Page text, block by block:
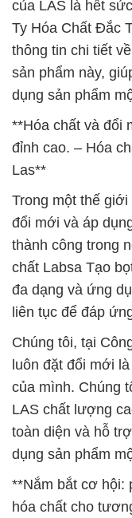
của LAS là hết
Ty Hóa Chất Đắc
thông tin chi tiết
sản phẩm này,
dụng sản phẩm
**Hóa chất và đổi
đỉnh cao. – Hóa
Las**
Trong một thế
đổi mới và áp
thành công trong
chất Labsa Tạo
đa dạng và ứng
liên tục để đáp
Chúng tôi, tại
luôn đặt đổi mới
của mình. Chúng
LAS chất lượng
toàn diện và hỗ
dụng sản phẩm
**Nắm bắt cơ hội:
hóa chất cho